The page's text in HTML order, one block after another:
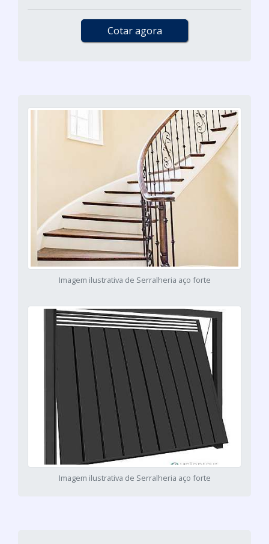
Cotar agora
Imagem ilustrativa de Serralheria aço forte
Imagem ilustrativa de Serralheria aço forte